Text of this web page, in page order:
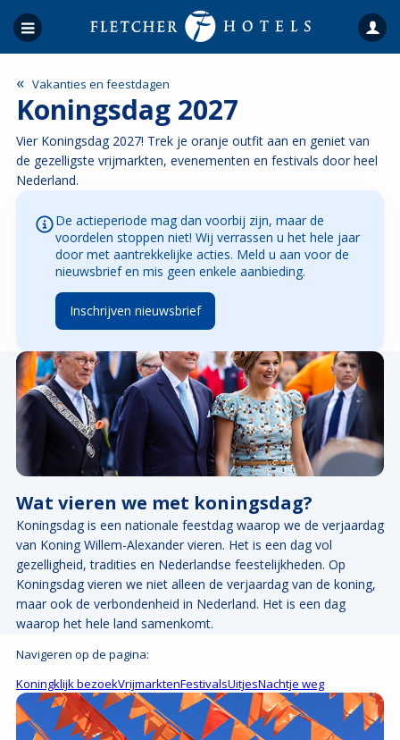
« Vakanties en feestdagen
Koningsdag 2027
Vier Koningsdag 2027! Trek je oranje outfit aan en geniet van
de gezelligste vrijmarkten, evenementen en festivals door heel
Nederland.
De actieperiode mag dan voorbij zijn, maar de
voordelen stoppen niet! Wij verrassen u het hele jaar
door met aantrekkelijke acties. Meld u aan voor de
nieuwsbrief en mis geen enkele aanbieding.
Inschrijven nieuwsbrief
Wat vieren we met koningsdag?
Koningsdag is een nationale feestdag waarop we de verjaardag
van Koning Willem-Alexander vieren. Het is een dag vol
gezelligheid, tradities en Nederlandse feestelijkheden. Op
Koningsdag vieren we niet alleen de verjaardag van de koning,
maar ook de verbondenheid in Nederland. Het is een dag
waarop het hele land samenkomt.